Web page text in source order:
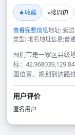
★收藏 ⌖搜周边
查看完整信息地址: 延
类型: 地名地址信息;普
图们市是一家区县级
标：
图位置、规划到达路
用户评价
匿名用户